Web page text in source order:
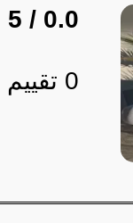
0.0
/ 5
0 تقييم